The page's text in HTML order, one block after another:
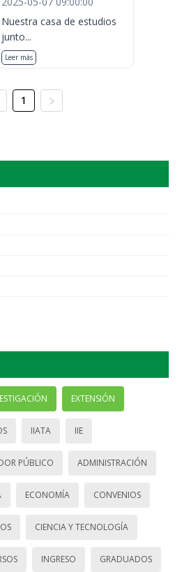
Nuestra casa de estudios
junto...
Leer más
1
EXTENSIÓN
IIATA IIE
PÚBLICO ADMINISTRACIÓN
ECONOMÍA CONVENIOS
CIENCIA Y TECNOLOGÍA
INGRESO GRADUADOS